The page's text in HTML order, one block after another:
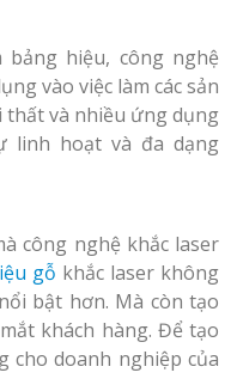
hiệu, công nghệ
vào việc làm các sản
và nhiều ứng dụng
linh hoạt và đa dạng
công nghệ khắc laser
gỗ khắc laser không
bật hơn. Mà còn tạo
khách hàng. Để tạo
cho doanh nghiệp của